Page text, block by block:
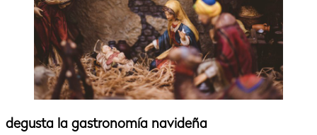
degusta la gastronomía navideña